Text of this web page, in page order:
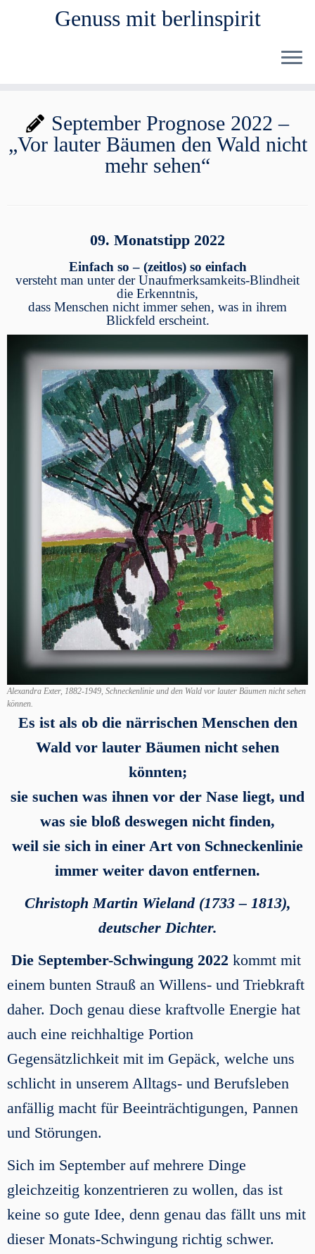
Inhalt
springen
Genuss mit berlinspirit
September Prognose 2022 –
„Vor lauter Bäumen den Wald nicht
mehr sehen“
09. Monatstipp 2022
Einfach so – (zeitlos) so einfach
versteht man unter der Unaufmerksamkeits-Blindheit
die Erkenntnis,
dass Menschen nicht immer sehen, was in ihrem
Blickfeld erscheint.
Alexandra Exter, 1882-1949, Schneckenlinie und den Wald vor lauter Bäumen nicht sehen
können.
Es ist als ob die närrischen Menschen den
Wald vor lauter Bäumen nicht sehen
könnten;
sie suchen was ihnen vor der Nase liegt, und
was sie bloß deswegen nicht finden,
weil sie sich in einer Art von Schneckenlinie
immer weiter davon entfernen.
Christoph Martin Wieland (1733 – 1813),
deutscher Dichter.
Die September-Schwingung 2022 kommt mit
einem bunten Strauß an Willens- und Triebkraft
daher. Doch genau diese kraftvolle Energie hat
auch eine reichhaltige Portion
Gegensätzlichkeit mit im Gepäck, welche uns
schlicht in unserem Alltags- und Berufsleben
anfällig macht für Beeinträchtigungen, Pannen
und Störungen.
Sich im September auf mehrere Dinge
gleichzeitig konzentrieren zu wollen, das ist
keine so gute Idee, denn genau das fällt uns mit
dieser Monats-Schwingung richtig schwer.